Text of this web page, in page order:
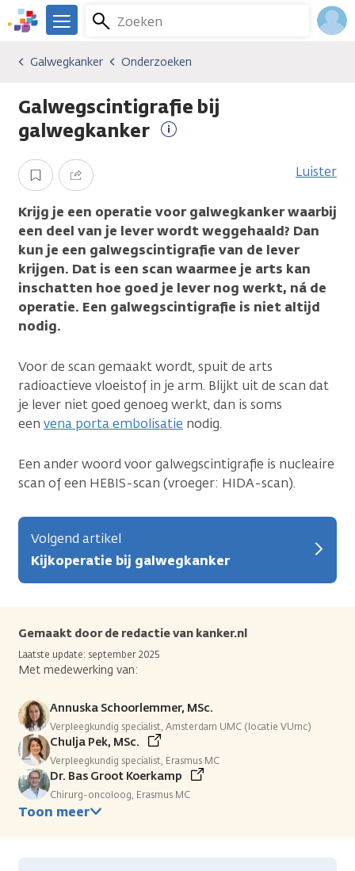
Overslaan
en
gaan
We
er
je.
Kanker.nl
Zoeken
Menu
Kankersoorten
Galwegkanker
Onderzoeken
Galwegkanker Onderzoeken
Galwegscintigrafie bij
galwegkanker
Opslaan Delen Luister
Krijg je een operatie voor galwegkanker waarbij
een deel van je lever wordt weggehaald? Dan
kun je een galwegscintigrafie van de lever
krijgen. Dat is een scan waarmee je arts kan
inschatten hoe goed je lever nog werkt, ná de
operatie. Een galwegscintigrafie is niet altijd
nodig.
Voor de scan gemaakt wordt, spuit de arts
radioactieve vloeistof in je arm. Blijkt uit de scan dat
je lever niet goed genoeg werkt, dan is soms
een vena porta embolisatie nodig.
Een ander woord voor galwegscintigrafie is nucleaire
scan of een HEBIS-scan (vroeger: HIDA-scan).
Volgend artikel
Kijkoperatie bij galwegkanker
Gemaakt door de redactie van kanker.nl
Laatste update: september 2025
Met medewerking van:
Annuska Schoorlemmer, MSc.
Verpleegkundig specialist, Amsterdam UMC (locatie VUmc)
Chulja Pek, MSc.
Verpleegkundig specialist, Erasmus MC
Dr. Bas Groot Koerkamp
Chirurg-oncoloog, Erasmus MC
Toon meer